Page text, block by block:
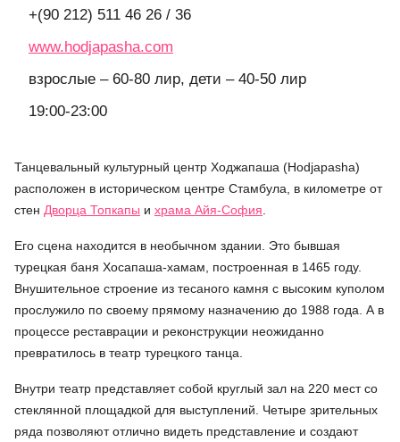
+(90 212) 511 46 26 / 36
www.hodjapasha.com
взрослые – 60-80 лир, дети – 40-50 лир
19:00-23:00
Танцевальный культурный центр Ходжапаша (Hodjapasha)
расположен в историческом центре Стамбула, в километре от
стен Дворца Топкапы и храма Айя-София
Его сцена находится в необычном здании. Это бывшая
турецкая баня Хосапаша-хамам, построенная в 1465 году.
Внушительное строение из тесаного камня с высоким куполом
прослужило по своему прямому назначению до 1988 года. А в
процессе реставрации и реконструкции неожиданно
превратилось в театр турецкого танца.
Внутри театр представляет собой круглый зал на 220 мест со
стеклянной площадкой для выступлений. Четыре зрительных
ряда позволяют отлично видеть представление и создают